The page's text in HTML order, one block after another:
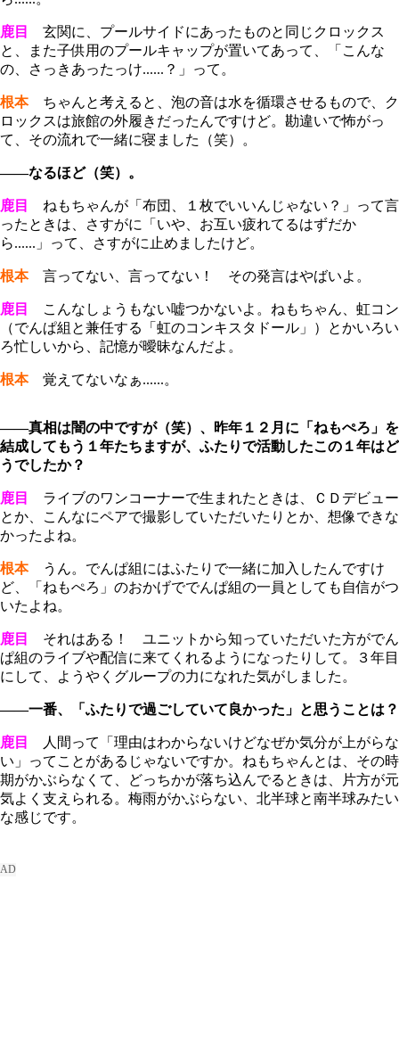
鹿目
玄関に、プールサイドにあったものと同じクロックス
と、また子供用のプールキャップが置いてあって、「こんな
の、さっきあったっけ......？」って。
根本ちゃんと考えると、泡の音は水を循環させるもので、ク
ロックスは旅館の外履きだったんですけど。勘違いで怖がっ
て、その流れで一緒に寝ました（笑）。
――なるほど（笑）。
鹿目
ねもちゃんが「布団、１枚でいいんじゃない？」って言
ったときは、さすがに「いや、お互い疲れてるはずだか
ら......」って、さすがに止めましたけど。
根本言ってない、言ってない！ その発言はやばいよ。
鹿目
こんなしょうもない嘘つかないよ。ねもちゃん、虹コン
（でんぱ組と兼任する「虹のコンキスタドール」）とかいろい
ろ忙しいから、記憶が曖昧なんだよ。
根本覚えてないなぁ......。
――真相は闇の中ですが（笑）、昨年１２月に「ねもぺろ」を
結成してもう１年たちますが、ふたりで活動したこの１年はど
うでしたか？
鹿目
ライブのワンコーナーで生まれたときは、ＣＤデビュー
とか、こんなにペアで撮影していただいたりとか、想像できな
かったよね。
根本うん。でんぱ組にはふたりで一緒に加入したんですけ
ど、「ねもぺろ」のおかげででんぱ組の一員としても自信がつ
いたよね。
鹿目
それはある！ ユニットから知っていただいた方がでん
ぱ組のライブや配信に来てくれるようになったりして。３年目
にして、ようやくグループの力になれた気がしました。
――一番、「ふたりで過ごしていて良かった」と思うことは？
鹿目
人間って「理由はわからないけどなぜか気分が上がらな
い」ってことがあるじゃないですか。ねもちゃんとは、その時
期がかぶらなくて、どっちかが落ち込んでるときは、片方が元
気よく支えられる。梅雨がかぶらない、北半球と南半球みたい
な感じです。